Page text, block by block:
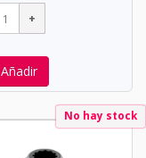
Añadir
No hay stock